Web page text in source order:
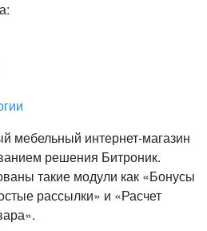
с помощью
мебельный интернет-магазин
решения Битроник.
такие модули как «Бонусы
рассылки» и «Расчет